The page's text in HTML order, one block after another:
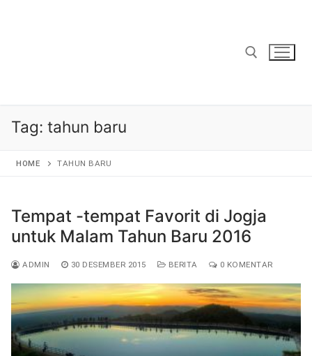
Tag: tahun baru
HOME TAHUN BARU
Tempat -tempat Favorit di Jogja
untuk Malam Tahun Baru 2016
ADMIN 30 DESEMBER 2015 BERITA 0 KOMENTAR